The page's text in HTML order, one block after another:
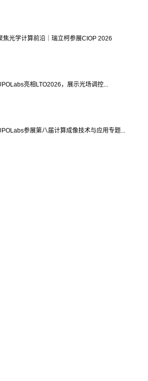
焦光学计算前沿｜瑞立柯参展CIOP 2026
亮相LTO2026，展示光场调控...
参展第八届计算成像技术与应用专题...